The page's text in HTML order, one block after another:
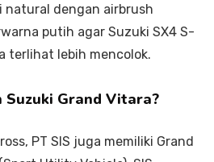
natural dengan airbrush
putih agar Suzuki SX4 S-
terlihat lebih mencolok.
Suzuki Grand Vitara?
PT SIS juga memiliki Grand